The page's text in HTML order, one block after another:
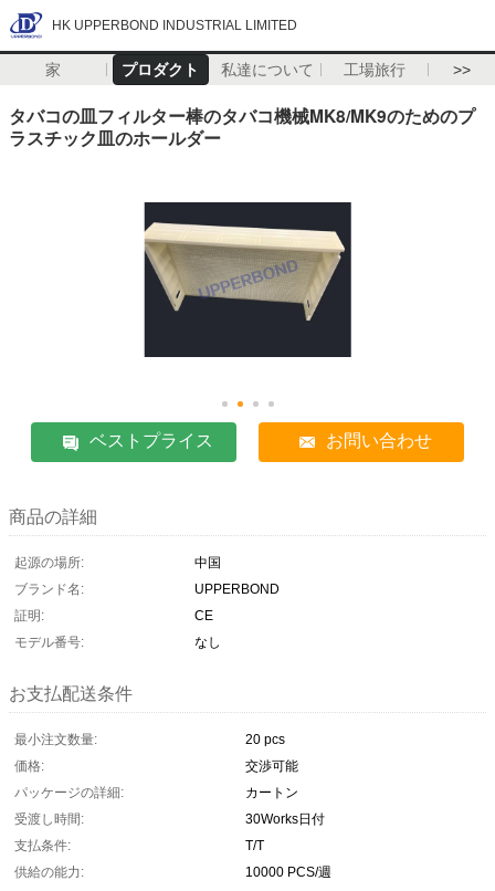
HK UPPERBOND INDUSTRIAL LIMITED
家 プロダクト 私達について 工場旅行 >>
タバコの皿フィルター棒のタバコ機械MK8/MK9のためのプ
ラスチック皿のホールダー
ベストプライス お問い合わせ
商品の詳細
起源の場所:
中国
ブランド名:
UPPERBOND
証明:
CE
モデル番号:
なし
お支払配送条件
最小注文数量:
20 pcs
価格:
交渉可能
パッケージの詳細:
カートン
受渡し時間:
30Works日付
支払条件:
T/T
供給の能力:
10000 PCS/週